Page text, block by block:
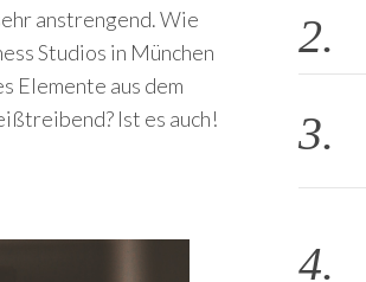
anstrengend. Wie
Studios in München
Elemente aus dem
Ist es auch!